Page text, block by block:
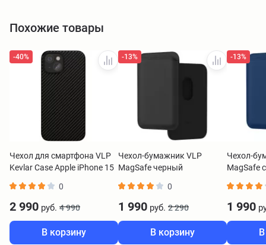
Похожие товары
-40%
Чехол для смартфона VLP
Kevlar Case Apple iPhone 15
0
2 990 руб. 4 990
В корзину
-13%
Чехол-бумажник VLP
MagSafe черный
0
1 990 руб. 2 290
В корзину
-13%
Чехол-
MagSafe
1 990